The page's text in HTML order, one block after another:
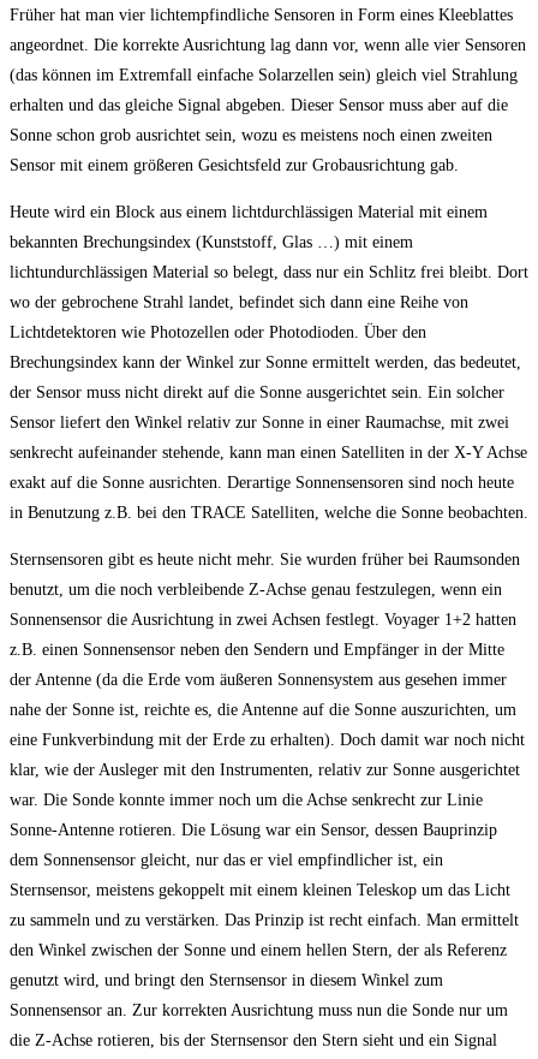
Früher hat man vier lichtempfindliche Sensoren in Form eines Kleeblattes
angeordnet. Die korrekte Ausrichtung lag dann vor, wenn alle vier Sensoren
(das können im Extremfall einfache Solarzellen sein) gleich viel Strahlung
erhalten und das gleiche Signal abgeben. Dieser Sensor muss aber auf die
Sonne schon grob ausrichtet sein, wozu es meistens noch einen zweiten
Sensor mit einem größeren Gesichtsfeld zur Grobausrichtung gab.
Heute wird ein Block aus einem lichtdurchlässigen Material mit einem
bekannten Brechungsindex (Kunststoff, Glas …) mit einem
lichtundurchlässigen Material so belegt, dass nur ein Schlitz frei bleibt. Dort
wo der gebrochene Strahl landet, befindet sich dann eine Reihe von
Lichtdetektoren wie Photozellen oder Photodioden. Über den
Brechungsindex kann der Winkel zur Sonne ermittelt werden, das bedeutet,
der Sensor muss nicht direkt auf die Sonne ausgerichtet sein. Ein solcher
Sensor liefert den Winkel relativ zur Sonne in einer Raumachse, mit zwei
senkrecht aufeinander stehende, kann man einen Satelliten in der X-Y Achse
exakt auf die Sonne ausrichten. Derartige Sonnensensoren sind noch heute
in Benutzung z.B. bei den TRACE Satelliten, welche die Sonne beobachten.
Sternsensoren gibt es heute nicht mehr. Sie wurden früher bei Raumsonden
benutzt, um die noch verbleibende Z-Achse genau festzulegen, wenn ein
Sonnensensor die Ausrichtung in zwei Achsen festlegt. Voyager 1+2 hatten
z.B. einen Sonnensensor neben den Sendern und Empfänger in der Mitte
der Antenne (da die Erde vom äußeren Sonnensystem aus gesehen immer
nahe der Sonne ist, reichte es, die Antenne auf die Sonne auszurichten, um
eine Funkverbindung mit der Erde zu erhalten). Doch damit war noch nicht
klar, wie der Ausleger mit den Instrumenten, relativ zur Sonne ausgerichtet
war. Die Sonde konnte immer noch um die Achse senkrecht zur Linie
Sonne-Antenne rotieren. Die Lösung war ein Sensor, dessen Bauprinzip
dem Sonnensensor gleicht, nur das er viel empfindlicher ist, ein
Sternsensor, meistens gekoppelt mit einem kleinen Teleskop um das Licht
zu sammeln und zu verstärken. Das Prinzip ist recht einfach. Man ermittelt
den Winkel zwischen der Sonne und einem hellen Stern, der als Referenz
genutzt wird, und bringt den Sternsensor in diesem Winkel zum
Sonnensensor an. Zur korrekten Ausrichtung muss nun die Sonde nur um
die Z-Achse rotieren, bis der Sternsensor den Stern sieht und ein Signal